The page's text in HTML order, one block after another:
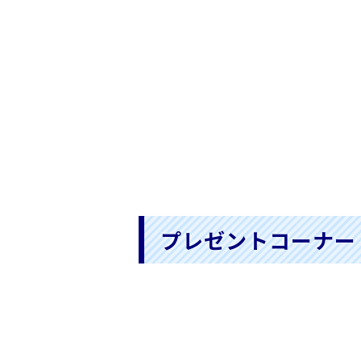
プレゼントコーナー